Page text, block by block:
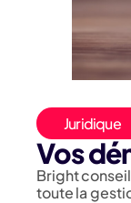
Juridique
Vos
Bright
toute la